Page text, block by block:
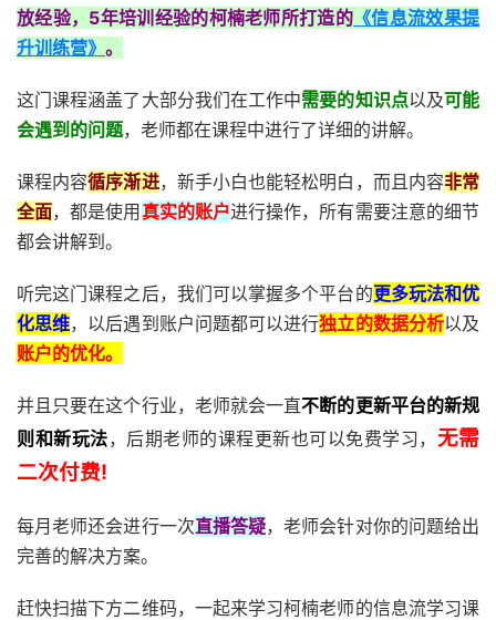
放经验，5年培训经验的柯楠老师所打造的 《信息流效果提
升训练营》 。
这门课程涵盖了大部分我们在工作中需要的知识点以及可能
会遇到的问题，老师都在课程中进行了详细的讲解。
课程内容循序渐进，新手小白也能轻松明白，而且内容非常
全面，都是使用 真实的账户进行操作，所有需要注意的细节
都会讲解到。
听完这门课程之后，我们可以掌握多个平台的更多玩法和优
化思维，以后遇到账户问题都可以进行独立的数据分析以及
账户的优化。
并且只要在这个行业，老师就会一直不断的更新平台的新规
则和新玩法，后期老师的课程更新也可以免费学习， 无需
二次付费!
每月老师还会进行一次直播答疑，老师会针对你的问题给出
完善的解决方案。
赶快扫描下方二维码，一起来学习柯楠老师的信息流学习课